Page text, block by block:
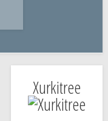
Xurkitree